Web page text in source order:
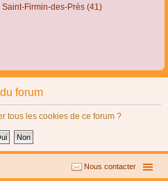
Firmin-des-Près (41)
forum
tous les cookies de ce forum ?
Nous contacter